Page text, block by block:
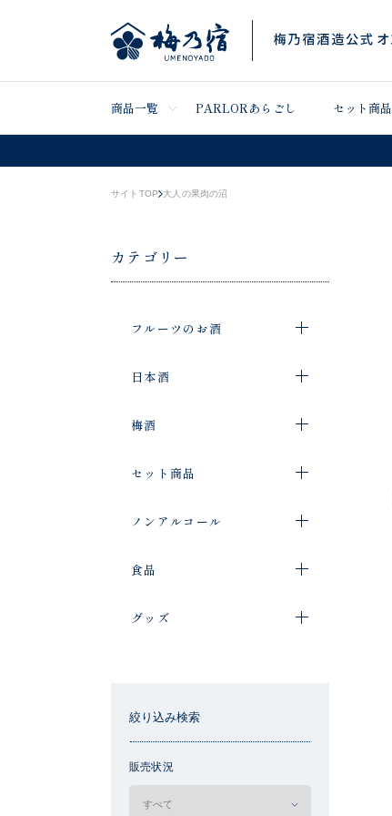
商品一覧 PARLORあらごし セット商品
サイトTOP 大人の果肉の沼
カテゴリー
フルーツのお酒
日本酒
梅酒
セット商品
ノンアルコール
食品
グッズ
絞り込み検索
販売状況